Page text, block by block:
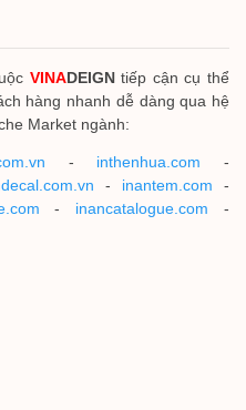
VINADEIGNtiếp cận cụ thể
hàng nhanh dễ dàng qua hệ
Market ngành:
- inthenhua.com -
- inantem.com -
- inancatalogue.com -